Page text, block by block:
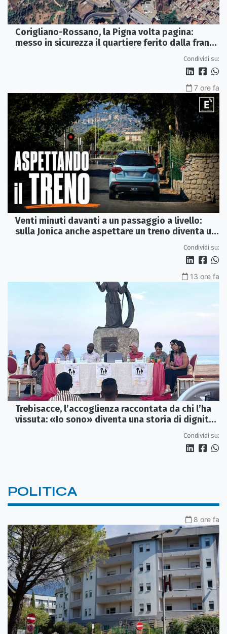
Corigliano-Rossano, la Pigna volta pagina:
messo in sicurezza il quartiere ferito dalla frana
Condividi su:
7 ore fa
Venti minuti davanti a un passaggio a livello:
sulla Jonica anche aspettare un treno diventa un
Condividi su:
13 ore fa
Trebisacce, l’accoglienza raccontata da chi l’ha
vissuta: «Io sono» diventa una storia di dignità
Condividi su:
POLITICA
8 ore fa